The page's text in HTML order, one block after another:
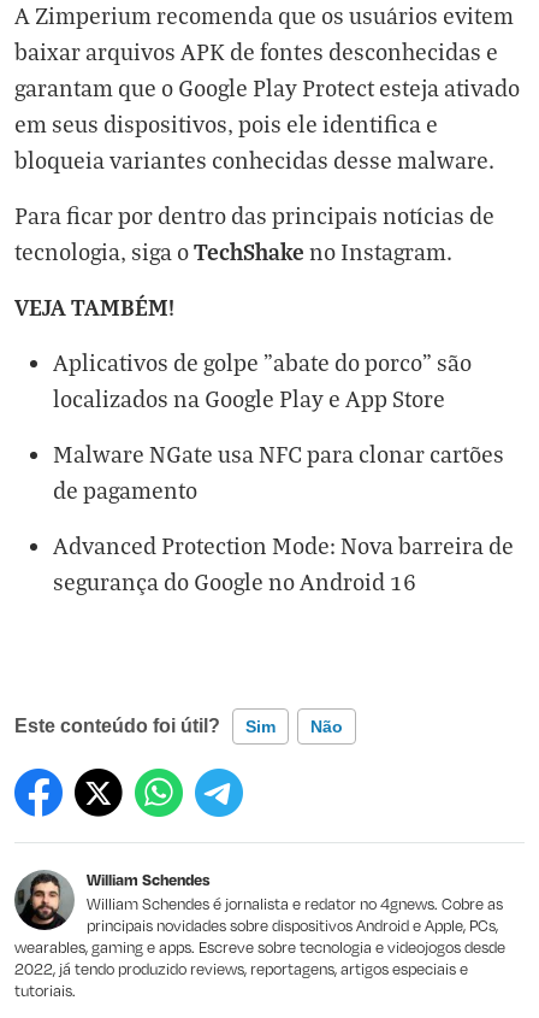
A Zimperium recomenda que os usuários evitem
baixar arquivos APK de fontes desconhecidas e
garantam que o Google Play Protect esteja ativado
em seus dispositivos, pois ele identifica e
bloqueia variantes conhecidas desse malware.
Para ficar por dentro das principais notícias de
tecnologia, siga oTechShake no Instagram.
VEJA TAMBÉM!
Aplicativos de golpe "abate do porco" são
localizados na Google Play e App Store
Malware NGate usa NFC para clonar cartões
de pagamento
Advanced Protection Mode: Nova barreira de
segurança do Google no Android 16
Este conteúdo foi útil? Sim Não
Este conteúdo contém informação incorreta
Outro
William Schendes
William Schendes é jornalista e redator no 4gnews. Cobre as
principais novidades sobre dispositivos Android e Apple, PCs,
wearables, gaming e apps. Escreve sobre tecnologia e videojogos desde
2022, já tendo produzido reviews, reportagens, artigos especiais e
tutoriais.